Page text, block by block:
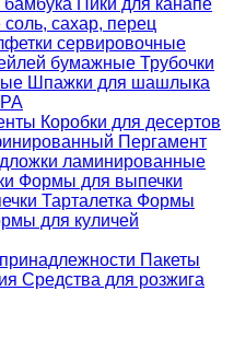
бамбука Пики для канапе
сахар, перец
сервировочные
бумажные Трубочки
Шпажки для шашлыка
Коробки для десертов
Пергамент
ламинированные
Формы для выпечки
Тарталетка Формы
для куличей
Пакеты
Средства для розжига